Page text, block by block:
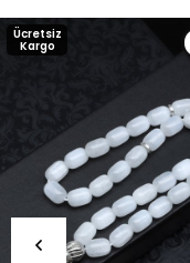
Ücretsiz
Kargo